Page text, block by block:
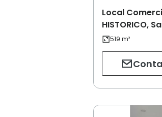
Local
HISTORICO,